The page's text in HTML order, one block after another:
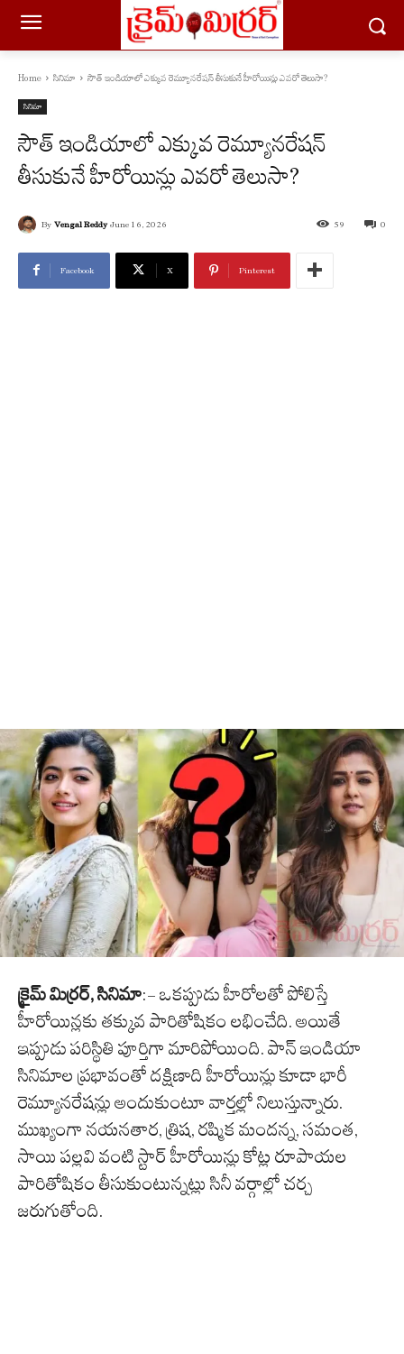
Home సినిమా సౌత్ ఇండియాలో ఎక్కువ రెమ్యూనరేషన్ తీసుకునే హీరోయిన్లు ఎవరో తెలుసా?
సినిమా
సౌత్ ఇండియాలో ఎక్కువ రెమ్యూనరేషన్
తీసుకునే హీరోయిన్లు ఎవరో తెలుసా?
By Vengal Reddy June 16, 2026 0
59
Facebook X Pinterest
క్రైమ్ మిర్రర్, సినిమా:- ఒకప్పుడు హీరోలతో పోలిస్తే
హీరోయిన్లకు తక్కువ పారితోషికం లభించేది. అయితే
ఇప్పుడు పరిస్థితి పూర్తిగా మారిపోయింది. పాన్ ఇండియా
సినిమాల ప్రభావంతో దక్షిణాది హీరోయిన్లు కూడా భారీ
రెమ్యూనరేషన్లు అందుకుంటూ వార్తల్లో నిలుస్తున్నారు.
ముఖ్యంగా నయనతార, త్రిష, రష్మిక మందన్న, సమంత,
సాయి పల్లవి వంటి స్టార్ హీరోయిన్లు కోట్ల రూపాయల
పారితోషికం తీసుకుంటున్నట్లు సినీ వర్గాల్లో చర్చ
జరుగుతోంది.